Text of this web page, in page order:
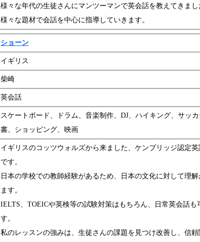
様々な年代の生徒さんにマンツーマンで英会話を教えてきまし
様々な題材で会話を中心に指導していきます。
ショーン
イギリス
柴崎
英会話
スケートボード、ドラム、音楽制作、DJ、ハイキング、サッ
書、ショッピング、映画
イギリスのコッツウォルズから来ました、ケンブリッジ認定
です。
日本の学校での教師経験があるため、日本の文化に対して理
ます。
IELTS、TOEICや英検等の試験対策はもちろん、日常英会話も
す。
私のレッスンの強みは、生徒さんの課題を見つけ改善し、信